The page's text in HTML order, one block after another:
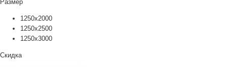
Размер
1250х2000
1250х2500
1250х3000
Скидка